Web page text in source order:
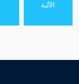
الآلية